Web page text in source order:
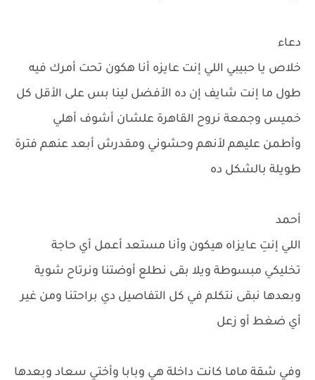
دعاء
خلاص يا حبيبي اللي إنت عايزه أنا هكون تحت أمرك فيه
طول ما إنت شايف إن ده الأفضل لينا بس على الأقل كل
خميس وجمعة نروح القاهرة علشان أشوف أهلي
وأطمن عليهم لأنهم وحشوني ومقدرش أبعد عنهم فترة
طويلة بالشكل ده
أحمد
اللي إنتِ عايزاه هيكون وأنا مستعد أعمل أي حاجة
تخليكي مبسوطة ويلا بقى نطلع أوضتنا ونرتاح شوية
وبعدها نبقى نتكلم في كل التفاصيل دي براحتنا ومن غير
أي ضغط أو زعل
وفي شقة ماما كانت داخلة هي وبابا وأختي سعاد وبعدها